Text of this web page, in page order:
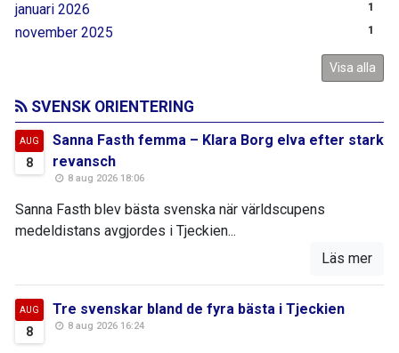
januari 2026 1
november 2025 1
Visa alla
SVENSK ORIENTERING
AUG
8
Sanna Fasth femma – Klara Borg elva efter stark
revansch
8 aug 2026 18:06
Sanna Fasth blev bästa svenska när världscupens
medeldistans avgjordes i Tjeckien...
Läs mer
AUG
8
Tre svenskar bland de fyra bästa i Tjeckien
8 aug 2026 16:24